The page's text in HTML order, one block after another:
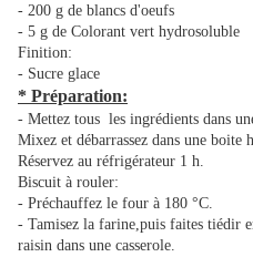
- 200 g de blancs d'oeufs
- 5 g de Colorant vert hydrosoluble
Finition:
- Sucre glace
* Préparation:
- Mettez tous les ingrédients dans
Mixez et débarrassez dans une
Réservez au réfrigérateur 1 h.
Biscuit à rouler:
- Préchauffez le four à 180 °C.
- Tamisez la farine,puis faites tiédir
raisin dans une casserole.